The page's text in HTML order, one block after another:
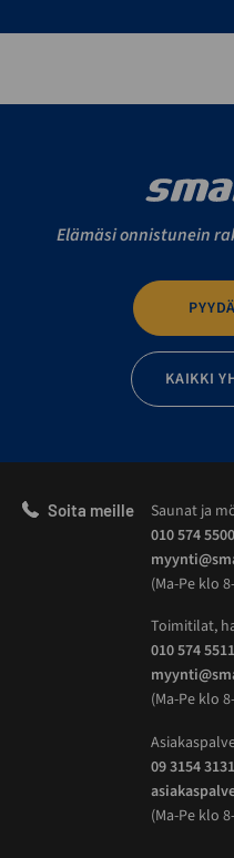
Elämäsi onnistunein
KAIKKI
Soita meille
Saunat ja
010 574 5500
(Ma-Pe klo
Toimitilat,
010 574 5511
(Ma-Pe klo
09 3154 3131
(Ma-Pe klo